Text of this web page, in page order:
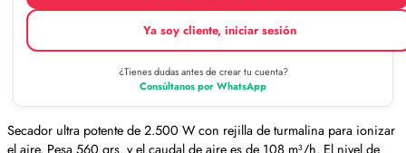
Ya soy cliente, iniciar sesión
¿Tienes dudas antes de crear tu cuenta?
Consúltanos por WhatsApp
Secador ultra potente de 2.500 W con rejilla de turmalina para ionizar
el aire. Pesa 560 grs. y el caudal de aire es de 108 m³/h. El nivel de